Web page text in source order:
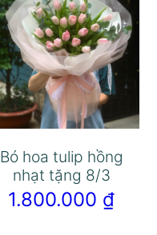
Bó hoa tulip hồng
nhạt tặng 8/3
1.800.000 ₫